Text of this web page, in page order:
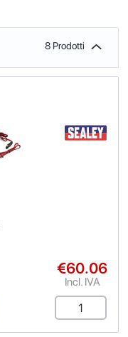
8 Prodotti
€60.06
Incl. IVA